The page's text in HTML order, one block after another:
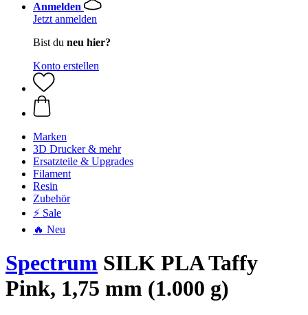
Anmelden
Jetzt anmelden
Bist du neu hier?
Konto erstellen
Marken
3D Drucker & mehr
Ersatzteile & Upgrades
Filament
Resin
Zubehör
⚡ Sale
🔥 Neu
Spectrum SILK PLA Taffy
Pink, 1,75 mm (1.000 g)